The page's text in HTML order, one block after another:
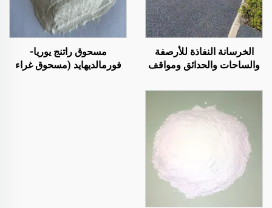
الخرسانة النفاذة للأرصفة
والساحات والحدائق ومواقف
المناطق، وهي منتج أساسي
لبناء المدن الإسفنجية
مسحوق راتنج يوريا-
فورمالديهايد (مسحوق غراء